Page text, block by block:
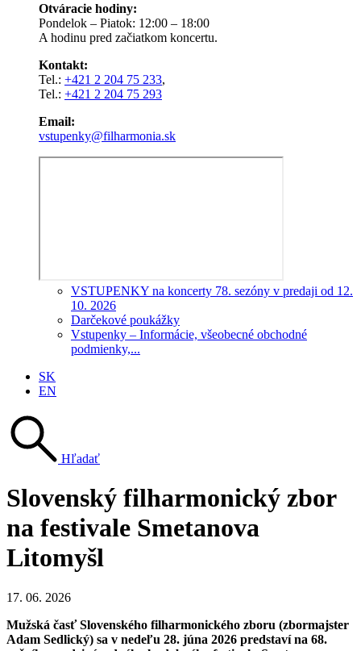
Otváracie hodiny:
Pondelok – Piatok: 12:00 – 18:00
A hodinu pred začiatkom koncertu.
Kontakt:
Tel.: +421 2 204 75 233,
Tel.: +421 2 204 75 293
Email:
vstupenky@filharmonia.sk
VSTUPENKY na koncerty 78. sezóny v predaji od 12.
10. 2026
Darčekové poukážky
Vstupenky – Informácie, všeobecné obchodné
podmienky,...
SK
EN
Hľadať
Slovenský filharmonický zbor
na festivale Smetanova
Litomyšl
17. 06. 2026
Mužská časť Slovenského filharmonického zboru (zbormajster
Adam Sedlický) sa v nedeľu 28. júna 2026 predstaví na 68.